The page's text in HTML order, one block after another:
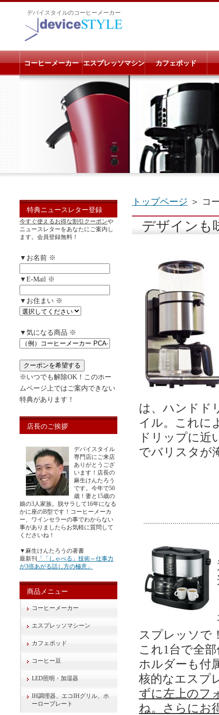
デバイスタイルのコーヒーメーカー
トップページ ＞ コ
デザインも
は、ハンドド
イル。これに
ドリップに近
でバリスタが
スプレッソで
これ1台で全
ホルダーも付
核的なエスプ
ずに左上のフ
ね。さらにお
特典ニュースレター登録
今すぐ使えるお得な割引クーポンや
ニュースレターをあなたにご案内し
ます。会員登録無料！
▼お名前 ※
▼E-Mail ※
▼お住まい ※
▼気になる商品 ※
※いつでも解除OK！このホー
ムページ上ではご案内できない
特典があります！
店長のご挨拶
デバイスタイル
専門店にご来店
ありがとうござ
います！店長の
麻生けんたろう
です。今年で50
歳！妻と15歳の
娘の3人家族。脱サラして16年になる
かに座のB型です！コーヒーメーカ
ー、ワインセラーの事でわからない
事がありましたらお気軽に質問して
くださいね！
▼麻生けんたろうの著書
最新刊
「「しゃべる」技術～仕事力
が3倍あがる話し方の極意」
商品メニュー
コーヒーメーカー
エスプレッソマシーン
カフェポッド
コーヒー豆
LED照明・加湿器
IH調理器、エコIHグリル、ホ
ーロープレート
コーヒーメーカー エスプレッソマシン カフェポッド